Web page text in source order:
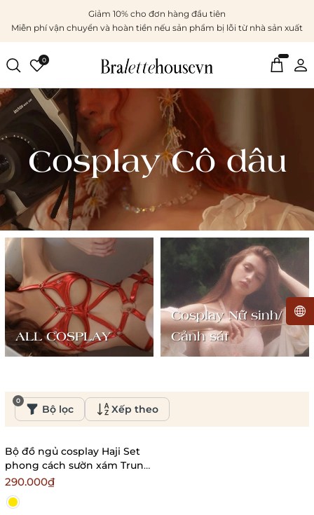
Giảm 10% cho đơn hàng đầu tiên
Miễn phí vận chuyển và hoàn tiền nếu sản phẩm bị lỗi từ nhà sản xuất
0
Cosplay Cô dâu
ALL COSPLAY
Cosplay Nữ sinh/
Cảnh sát
Bộ lọc
0
Xếp theo
Bộ đồ ngủ cosplay Haji Set
phong cách sườn xám Trung
Hoa xuyên thấu nhẹ nhàng
Bralettehousevn
290.000₫